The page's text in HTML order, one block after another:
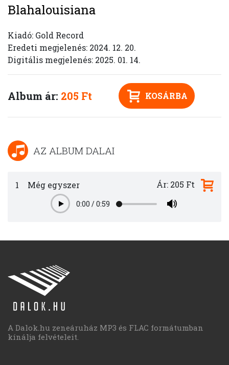
Blahalouisiana
Kiadó: Gold Record
Eredeti megjelenés: 2024. 12. 20.
Digitális megjelenés: 2025. 01. 14.
Album ár: 205 Ft KOSÁRBA
AZ ALBUM DALAI
1 Még egyszer
Play0:00 /0:59
Ár: 205 Ft
A Dalok.hu zeneáruház MP3 és FLAC formátumban
kínálja felvételeit.